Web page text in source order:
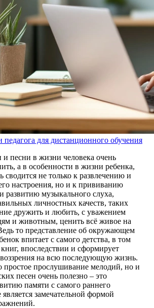
для дистанционного обучения
и песни в жизни человека очень
а в особенности в жизни ребенка,
сводится не только к развлечению и
настроения, но и к прививанию
развитию музыкального слуха,
личностных качеств, таких
дружить и любить, с уважением
и животным, ценить всё живое на
то представление об окружающем
впитает с самого детства, в том
впоследствии и сформирует
на всю последующую жизнь.
простое прослушивание мелодий, но и
песен очень полезно – это
памяти с самого раннего
является замечательной формой